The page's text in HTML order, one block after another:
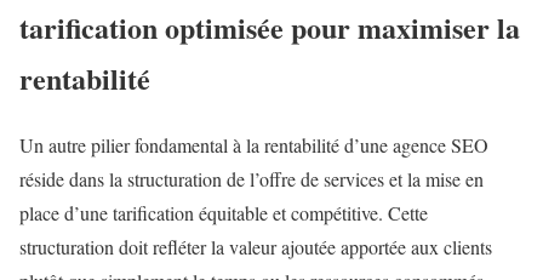
tarification optimisée pour maximiser la
rentabilité
Un autre pilier fondamental à la rentabilité d’une agence SEO
réside dans la structuration de l’offre de services et la mise en
place d’une tarification équitable et compétitive. Cette
structuration doit refléter la valeur ajoutée apportée aux clients